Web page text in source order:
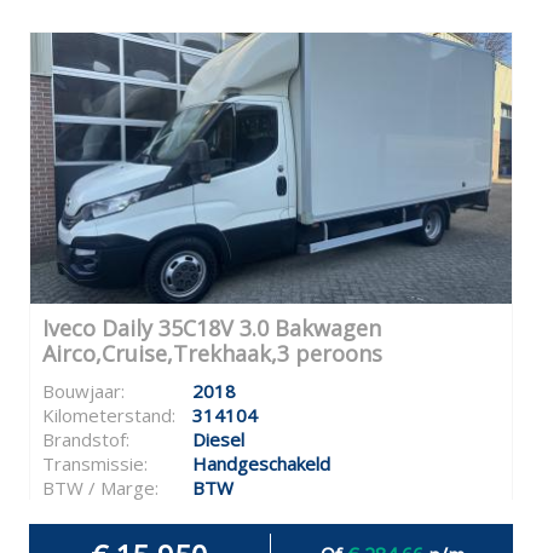
Iveco Daily 35C18V 3.0 Bakwagen
Airco,Cruise,Trekhaak,3 peroons
Bouwjaar:
2018
Kilometerstand:
314104
Brandstof:
Diesel
Transmissie:
Handgeschakeld
BTW / Marge:
BTW